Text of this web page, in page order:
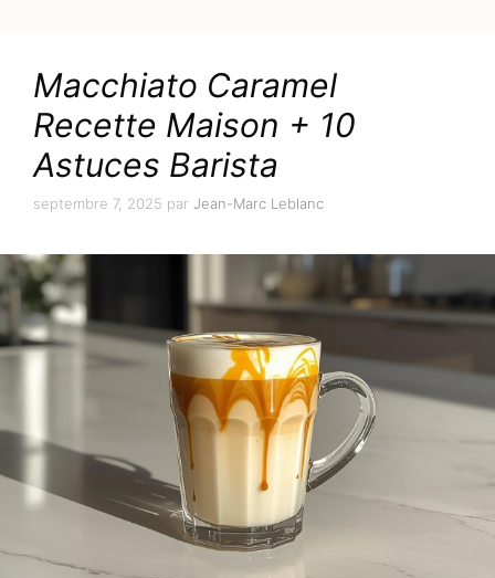
Macchiato Caramel
Recette Maison + 10
Astuces Barista
septembre 7, 2025 par Jean-Marc Leblanc